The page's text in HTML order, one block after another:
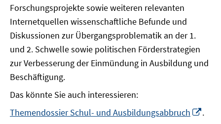
Forschungsprojekte sowie weiteren relevanten
Internetquellen wissenschaftliche Befunde und
Diskussionen zur Übergangsproblematik an der 1.
und 2. Schwelle sowie politischen Förderstrategien
zur Verbesserung der Einmündung in Ausbildung und
Beschäftigung.
Das könnte Sie auch interessieren:
Themendossier Schul- und Ausbildungsabbruch
.